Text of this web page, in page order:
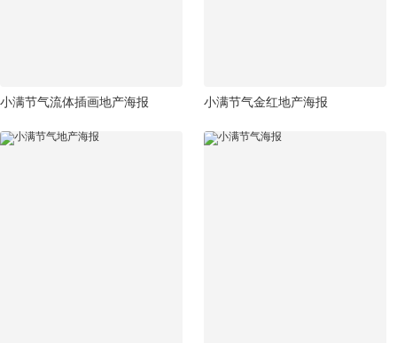
小满节气流体插画地产海报 小满节气金红地产海报